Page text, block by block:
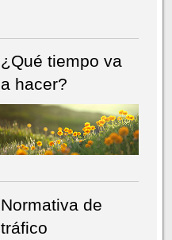
¿Qué tiempo va
a hacer?
Normativa de
tráfico